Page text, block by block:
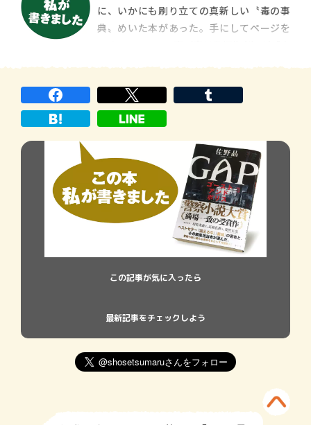
（褒めてます、念のため）。約二〇年前の見
習い時代、勝手に師匠と仰ぐ大先輩作家か
に、いかにも刷り立ての真新しい〝毒の事
典〟めいた本があった。手にしてページを
な毒が好きなんだろうな」と分析。
この記事が気に入ったら
最新記事をチェックしよう